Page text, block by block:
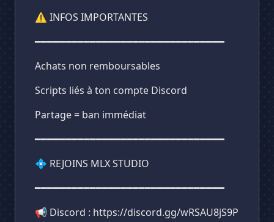
⚠️ INFOS IMPORTANTES
━━━━━━━━━━━━━━━━━━━━━━━━━━━━━━━
Achats non remboursables
Scripts liés à ton compte Discord
Partage = ban immédiat
━━━━━━━━━━━━━━━━━━━━━━━━━━━━━━━
💠 REJOINS MLX STUDIO
━━━━━━━━━━━━━━━━━━━━━━━━━━━━━━━
📢 Discord : https://discord.gg/wRSAU8jS9P